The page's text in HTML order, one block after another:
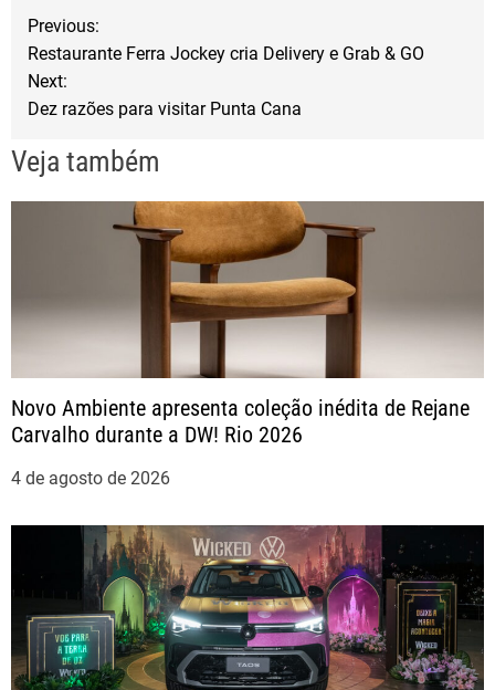
o
k
r
N
e
ç
ã
o
P
o
Previous:
Restaurante Ferra Jockey cria Delivery e Grab & GO
Next:
Dez razões para visitar Punta Cana
Veja também
Novo Ambiente apresenta coleção inédita de Rejane
Carvalho durante a DW! Rio 2026
4 de agosto de 2026